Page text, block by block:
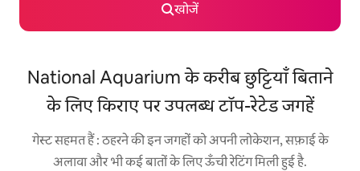
खोजें
National Aquarium के करीब छुट्टियाँ बिताने
के लिए किराए पर उपलब्ध टॉप-रेटेड जगहें
गेस्ट सहमत हैं : ठहरने की इन जगहों को अपनी लोकेशन, सफ़ाई के
अलावा और भी कई बातों के लिए ऊँची रेटिंग मिली हुई है.